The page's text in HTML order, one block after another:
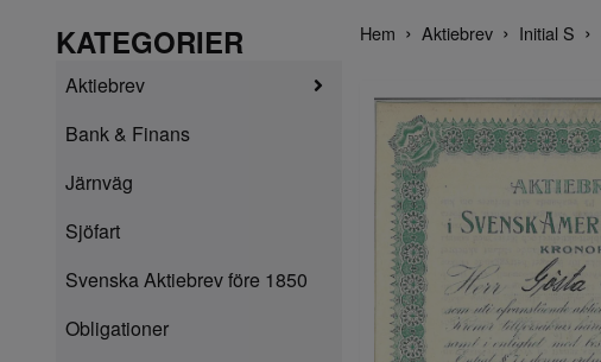
KATEGORIER
Aktiebrev
Bank & Finans
Järnväg
Sjöfart
Svenska Aktiebrev före 1850
Obligationer
Hem Aktiebrev Initial S